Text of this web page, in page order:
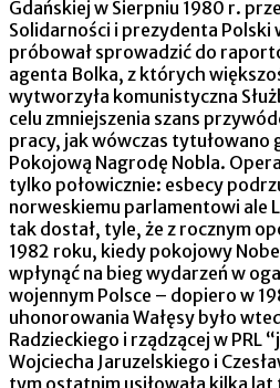
Gdańskiej w Sierpniu 1980 r.
Solidarności i prezydenta Polski
próbował sprowadzić do
agenta Bolka, z których
wytworzyła komunistyczna
celu zmniejszenia szans
pracy, jak wówczas tytułowano
Pokojową Nagrodę Nobla.
tylko połowicznie: esbecy
norweskiemu parlamentowi ale
tak dostał, tyle, że z rocznym
1982 roku, kiedy pokojowy
wpłynąć na bieg wydarzeń w
wojennym Polsce – dopiero w
uhonorowania Wałęsy było
Radzieckiego i rządzącej w PRL
Wojciecha Jaruzelskiego i
tym ostatnim usiłowała kilka